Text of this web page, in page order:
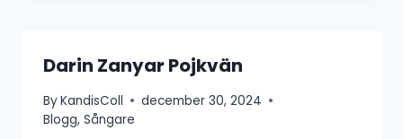
Darin Zanyar Pojkvän
ByKandisColl
december 30, 2024
Blogg, Sångare